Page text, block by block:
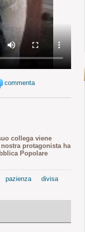
commenta
collega viene
protagonista ha
Popolare
pazienza
divisa